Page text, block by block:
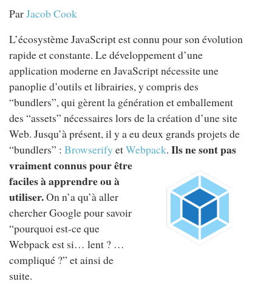
ParJacob Cook
L’écosystème JavaScript est connu pour son évolution
rapide et constante. Le développement d’une
application moderne en JavaScript nécessite une
panoplie d’outils et librairies, y compris des
“bundlers”, qui gèrent la génération et emballement
des “assets” nécessaires lors de la création d’une site
Web. Jusqu’à présent, il y a eu deux grands projets de
“bundlers” : Browserify etWebpack. Ilsne sont pas
vraiment connus pour être
faciles à apprendre ou à
utiliser.On n’a qu’à aller
chercher Google pour savoir
“pourquoi est-ce que
Webpack est si… lent ? …
compliqué ?” et ainsi de
suite.